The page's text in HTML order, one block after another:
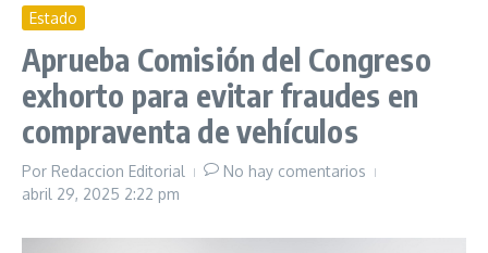
Estado
Aprueba Comisión del Congreso
exhorto para evitar fraudes en
compraventa de vehículos
Por Redaccion Editorial
No hay comentarios
abril 29, 2025 2:22 pm